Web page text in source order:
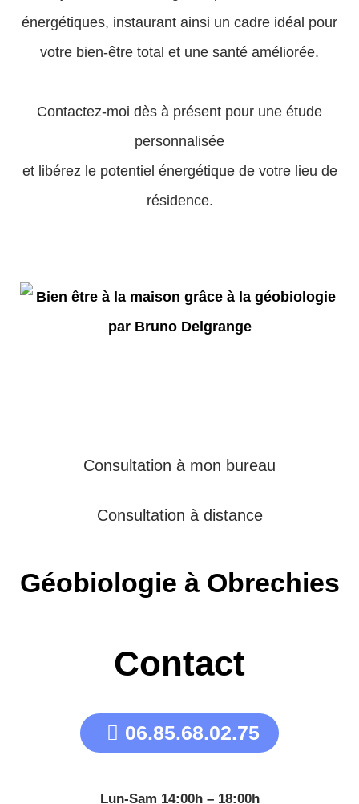
énergétiques, instaurant ainsi un cadre idéal pour
votre bien-être total et une santé améliorée.
Contactez-moi dès à présent pour une étude
personnalisée
et libérez le potentiel énergétique de votre lieu de
résidence.
Consultation à mon bureau
Consultation à distance
Géobiologie à Obrechies
Contact
06.85.68.02.75
Lun-Sam 14:00h – 18:00h